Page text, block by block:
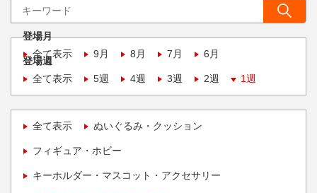
登場月
全て表示
9月 8月 7月 6月
登場週
全て表示
5週 4週 3週 2週 1週
全て表示 ぬいぐるみ・クッション
フィギュア・ホビー
キーホルダー・マスコット・アクセサリー